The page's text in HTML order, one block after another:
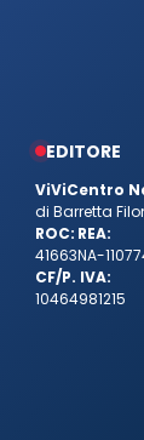
EDITORE
ViViCentro
di Barretta
ROC:
41663
REA:
NA-
CF/P. IVA:
10464981215